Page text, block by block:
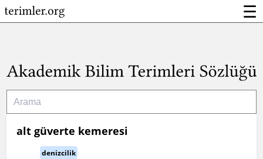
☰
alt güverte kemeresi
denizcilik